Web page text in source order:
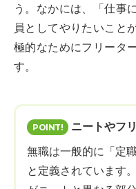
う。なかには、「仕事
員としてやりたいこと
極的なためにフリータ
す。
ニートやフ
無職は一般的に「定
と定義されています